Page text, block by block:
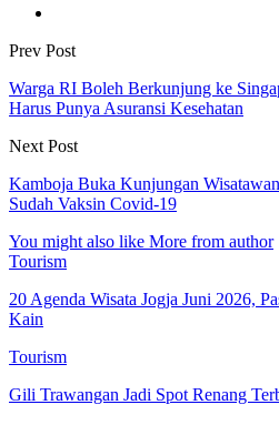
Prev Post
Warga RI Boleh Berkunjung ke
Harus Punya Asuransi Kesehatan
Next Post
Kamboja Buka Kunjungan
Sudah Vaksin Covid-19
You might also like More from author
Tourism
20 Agenda Wisata Jogja Juni 2026,
Kain
Tourism
Gili Trawangan Jadi Spot Renang